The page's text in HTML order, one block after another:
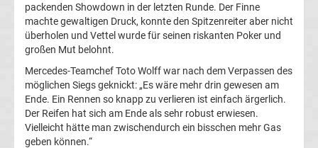
Formel
1
Rennkalender
Transfergerüchte
packenden Showdown in der letzten Runde. Der Finne
machte gewaltigen Druck, konnte den Spitzenreiter aber nicht
überholen und Vettel wurde für seinen riskanten Poker und
großen Mut belohnt.
Mercedes-Teamchef Toto Wolff war nach dem Verpassen des
möglichen Siegs geknickt: „Es wäre mehr drin gewesen am
Ende. Ein Rennen so knapp zu verlieren ist einfach ärgerlich.
Der Reifen hat sich am Ende als sehr robust erwiesen.
Vielleicht hätte man zwischendurch ein bisschen mehr Gas
geben können.“